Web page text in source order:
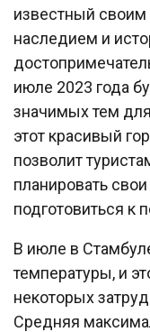
известный
наследием и
июле 2023 года
значимых тем для
этот красивый
позволит
планировать
подготовиться к
В июле в
температуры, и
некоторых
Средняя